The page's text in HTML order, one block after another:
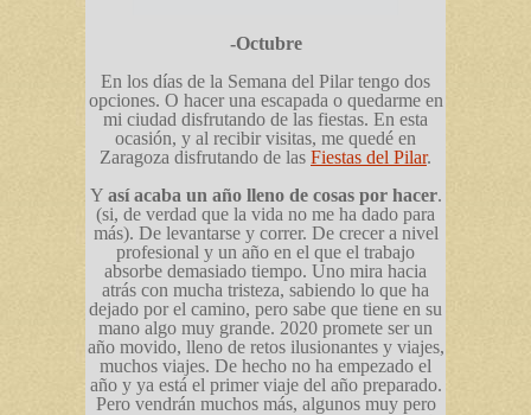
-Octubre
En los días de la Semana del Pilar tengo dos
opciones. O hacer una escapada o quedarme en
mi ciudad disfrutando de las fiestas. En esta
ocasión, y al recibir visitas, me quedé en
Zaragoza disfrutando de las Fiestas del Pilar.
Y así acaba un año lleno de cosas por hacer.
(si, de verdad que la vida no me ha dado para
más). De levantarse y correr. De crecer a nivel
profesional y un año en el que el trabajo
absorbe demasiado tiempo. Uno mira hacia
atrás con mucha tristeza, sabiendo lo que ha
dejado por el camino, pero sabe que tiene en su
mano algo muy grande. 2020 promete ser un
año movido, lleno de retos ilusionantes y viajes,
muchos viajes. De hecho no ha empezado el
año y ya está el primer viaje del año preparado.
Pero vendrán muchos más, algunos muy pero